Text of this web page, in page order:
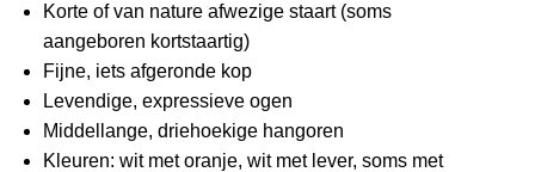
Korte of van nature afwezige staart (soms
aangeboren kortstaartig)
Fijne, iets afgeronde kop
Levendige, expressieve ogen
Middellange, driehoekige hangoren
Kleuren: wit met oranje, wit met lever, soms met